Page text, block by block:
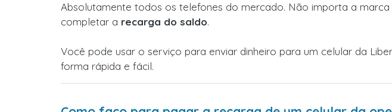
Absolutamente todos os telefones do mercado. Não importa a
completar a recarga do saldo.
Você pode usar o serviço para enviar dinheiro para um celular da
forma rápida e fácil.